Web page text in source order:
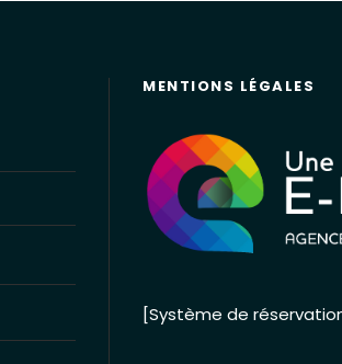
MENTIONS LÉGALES
[Système de